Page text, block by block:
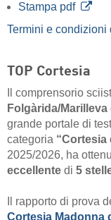
Stampa pdf
Termini e condizioni
TOP Cortesia
Il comprensorio
Folgàrida/​Marilleva
grande portale di
categoria “Cortesia
2025/2026, ha
eccellente di 5
Il rapporto di prova
Cortesia Madonna